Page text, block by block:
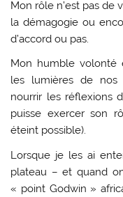
Mon rôle n’est pas de
la démagogie ou
d’accord ou pas.
Mon humble volonté
les lumières de nos
nourrir les réflexions
puisse exercer son
éteint possible).
Lorsque je les ai
plateau – et quand on
« point Godwin »